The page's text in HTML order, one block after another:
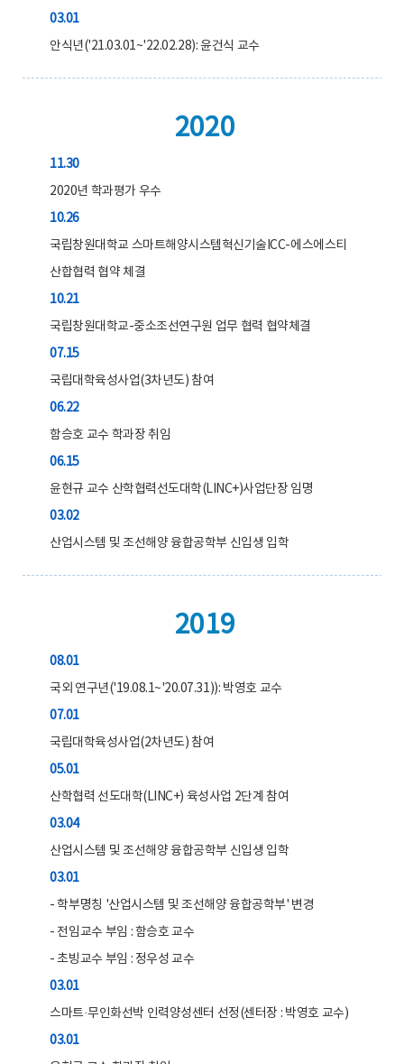
03.01
안식년('21.03.01~'22.02.28): 윤건식 교수
2020
11.30
2020년 학과평가 우수
10.26
국립창원대학교 스마트해양시스템혁신기술ICC-에스에스티
산합협력 협약 체결
10.21
국립창원대학교-중소조선연구원 업무 협력 협약체결
07.15
국립대학육성사업(3차년도) 참여
06.22
함승호 교수 학과장 취임
06.15
윤현규 교수 산학협력선도대학(LINC+)사업단장 임명
03.02
산업시스템 및 조선해양 융합공학부 신입생 입학
2019
08.01
국외 연구년('19.08.1~'20.07.31)): 박영호 교수
07.01
국립대학육성사업(2차년도) 참여
05.01
산학협력 선도대학(LINC+) 육성사업 2단계 참여
03.04
산업시스템 및 조선해양 융합공학부 신입생 입학
03.01
- 학부명칭 '산업시스템 및 조선해양 융합공학부' 변경
- 전임교수 부임 : 함승호 교수
- 초빙교수 부임 : 정우성 교수
03.01
스마트·무인화선박 인력양성센터 선정(센터장 : 박영호 교수)
03.01